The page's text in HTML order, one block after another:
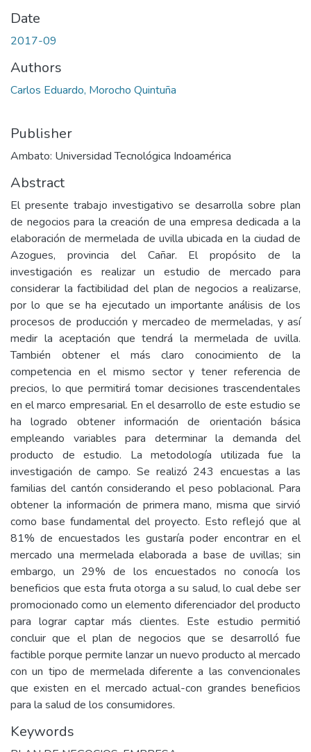
Date
2017-09
Authors
Carlos Eduardo, Morocho Quintuña
Publisher
Ambato: Universidad Tecnológica Indoamérica
Abstract
El presente trabajo investigativo se desarrolla sobre plan
de negocios para la creación de una empresa dedicada a la
elaboración de mermelada de uvilla ubicada en la ciudad de
Azogues, provincia del Cañar. El propósito de la
investigación es realizar un estudio de mercado para
considerar la factibilidad del plan de negocios a realizarse,
por lo que se ha ejecutado un importante análisis de los
procesos de producción y mercadeo de mermeladas, y así
medir la aceptación que tendrá la mermelada de uvilla.
También obtener el más claro conocimiento de la
competencia en el mismo sector y tener referencia de
precios, lo que permitirá tomar decisiones trascendentales
en el marco empresarial. En el desarrollo de este estudio se
ha logrado obtener información de orientación básica
empleando variables para determinar la demanda del
producto de estudio. La metodología utilizada fue la
investigación de campo. Se realizó 243 encuestas a las
familias del cantón considerando el peso poblacional. Para
obtener la información de primera mano, misma que sirvió
como base fundamental del proyecto. Esto reflejó que al
81% de encuestados les gustaría poder encontrar en el
mercado una mermelada elaborada a base de uvillas; sin
embargo, un 29% de los encuestados no conocía los
beneficios que esta fruta otorga a su salud, lo cual debe ser
promocionado como un elemento diferenciador del producto
para lograr captar más clientes. Este estudio permitió
concluir que el plan de negocios que se desarrolló fue
factible porque permite lanzar un nuevo producto al mercado
con un tipo de mermelada diferente a las convencionales
que existen en el mercado actual-con grandes beneficios
para la salud de los consumidores.
Keywords